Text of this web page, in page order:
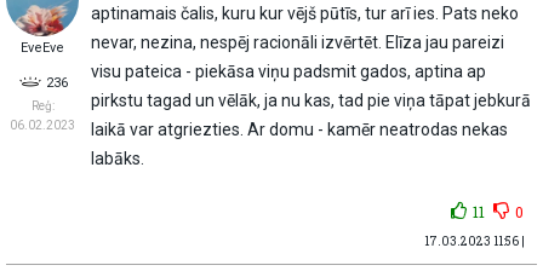
EveEve
236
Reģ:
06.02.2023
aptinamais čalis, kuru kur vējš pūtīs, tur arī ies. Pats neko
nevar, nezina, nespēj racionāli izvērtēt. Elīza jau pareizi
visu pateica - piekāsa viņu padsmit gados, aptina ap
pirkstu tagad un vēlāk, ja nu kas, tad pie viņa tāpat jebkurā
laikā var atgriezties. Ar domu - kamēr neatrodas nekas
labāks.
11 0
17.03.2023 11:56 |